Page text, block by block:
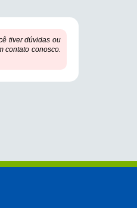
tiver dúvidas ou
contato conosco.